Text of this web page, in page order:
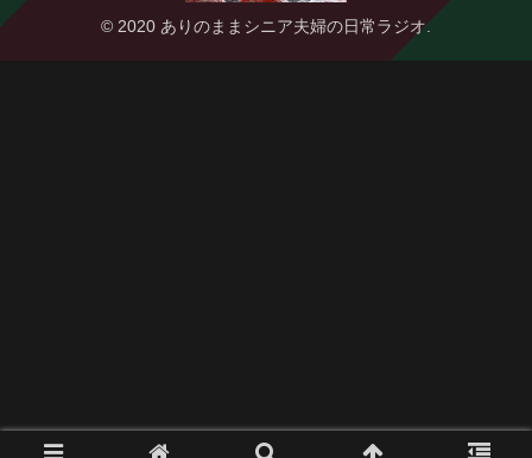
© 2020 ありのままシニア夫婦の日常ラジオ.